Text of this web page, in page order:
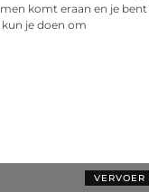
komt eraan en je
je doen om
VERVOER